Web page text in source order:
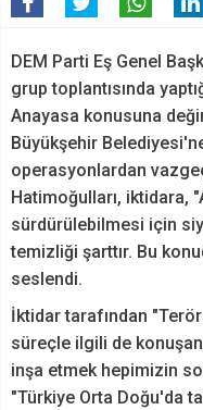
DEM Parti Eş Genel
grup toplantısında
Anayasa konusuna
Büyükşehir
operasyonlardan
Hatimoğulları, iktidara,
sürdürülebilmesi için
temizliği şarttır. Bu
seslendi.
İktidar tarafından
süreçle ilgili de konuşan
inşa etmek hepimizin
"Türkiye Orta Doğu'da